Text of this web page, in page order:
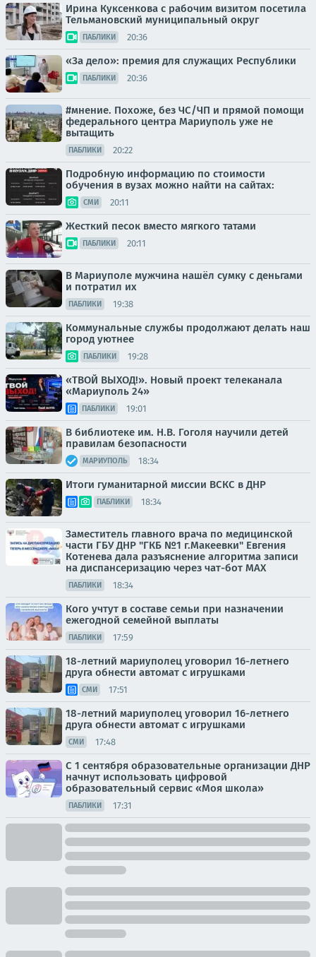
Ирина Куксенкова с рабочим визитом посетила
Тельмановский муниципальный округ
ПАБЛИКИ 20:36
«За дело»: премия для служащих Республики
ПАБЛИКИ 20:36
#мнение. Похоже, без ЧС/ЧП и прямой помощи
федерального центра Мариуполь уже не
вытащить
ПАБЛИКИ 20:22
Подробную информацию по стоимости
обучения в вузах можно найти на сайтах:
СМИ 20:11
Жесткий песок вместо мягкого татами
ПАБЛИКИ 20:11
В Мариуполе мужчина нашёл сумку с деньгами
и потратил их
ПАБЛИКИ 19:38
Коммунальные службы продолжают делать наш
город уютнее
ПАБЛИКИ 19:28
«ТВОЙ ВЫХОД!». Новый проект телеканала
«Мариуполь 24»
ПАБЛИКИ 19:01
В библиотеке им. Н.В. Гоголя научили детей
правилам безопасности
МАРИУПОЛЬ 18:34
Итоги гуманитарной миссии ВСКС в ДНР
ПАБЛИКИ 18:34
Заместитель главного врача по медицинской
части ГБУ ДНР "ГКБ №1 г.Макеевки" Евгения
Котенева дала разъяснение алгоритма записи
на диспансеризацию через чат-бот МАХ
ПАБЛИКИ 18:34
Кого учтут в составе семьи при назначении
ежегодной семейной выплаты
ПАБЛИКИ 17:59
18-летний мариуполец уговорил 16-летнего
друга обнести автомат с игрушками
СМИ 17:51
18-летний мариуполец уговорил 16-летнего
друга обнести автомат с игрушками
СМИ 17:48
С 1 сентября образовательные организации ДНР
начнут использовать цифровой
образовательный сервис «Моя школа»
ПАБЛИКИ 17:31